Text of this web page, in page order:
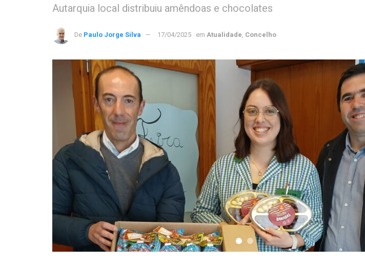
Autarquia local distribuiu amêndoas e chocolates
De Paulo Jorge Silva 17/04/2025 em Atualidade, Concelho